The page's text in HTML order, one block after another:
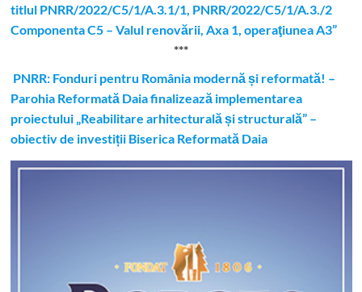
titlul PNRR/2022/C5/1/A.3.1/1, PNRR/2022/C5/1/A.3./2
Componenta C5 – Valul renovării, Axa 1, operaţiunea A3”
***
PNRR: Fonduri pentru România modernă și reformată! –
Parohia Reformată Daia finalizează implementarea
proiectului „Reabilitare arhitecturală și structurală” –
obiectiv de investiții Biserica Reformată Daia